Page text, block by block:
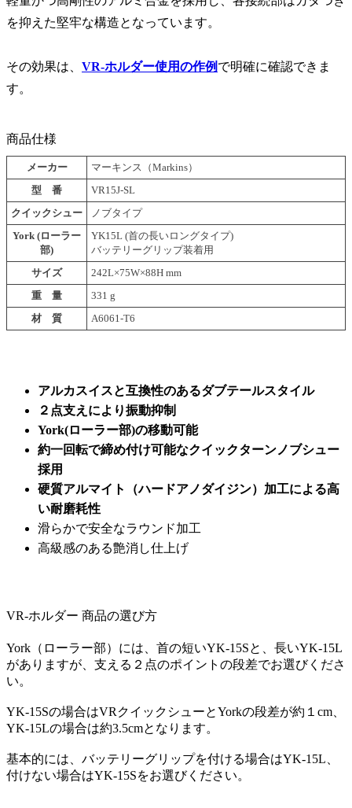
を抑えた堅牢な構造となっています。
その効果は、 VR-ホルダー使用の作例 で明確に確認できま
す。
商品仕様
メーカー
マーキンス（Markins）
型
番
VR15J-SL
クイックシュー
ノブタイプ
York (ローラー
部)
YK15L (首の長いロングタイプ)
バッテリーグリップ装着用
サイズ
242L×75W×88H mm
重 量
331 g
材
質 A6061-T6
アルカスイスと互換性のあるダブテールスタイル
２点支えにより振動抑制
York(ローラー部)の移動可能
約一回転で締め付け可能なクイックターンノブシュー
採用
硬質アルマイト（ハードアノダイジン）加工による高
い耐磨耗性
滑らかで安全なラウンド加工
高級感のある艶消し仕上げ
VR-ホルダー 商品の選び方
York（ローラー部）には、首の短いYK-15Sと、長いYK-15L
がありますが、支える２点のポイントの段差でお選びくださ
い。
YK-15Sの場合はVRクイックシューとYorkの段差が約１cm、
YK-15Lの場合は約3.5cmとなります。
基本的には、バッテリーグリップを付ける場合はYK-15L、
付けない場合はYK-15Sをお選びください。